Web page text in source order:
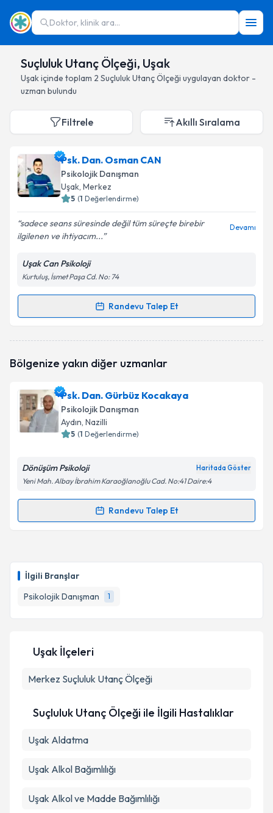
Doktor, klinik ara...
Suçluluk Utanç Ölçeği, Uşak
Uşakiçinde toplam 2 Suçluluk Utanç Ölçeği uygulayan doktor -
uzman bulundu
İlgili Branşlar
Psikolojik Danışman
1
Filtrele Akıllı Sıralama
Psk. Dan. Osman CAN
Psikolojik Danışman
Uşak, Merkez
5 (1 Değerlendirme)
sadece seans süresinde değil tüm süreçte birebir
ilgilenen ve ihtiyacım...
Devamı
Uşak Can Psikoloji
Kurtuluş, İsmet Paşa Cd. No: 74
Randevu Talep Et
Randevu Takvimi Talebi
oluşturun. Size bu uzmandan randevu almanız için bir
E-posta Adresiniz
Metni'ni okudum ve kişisel verilerimin belirtilen
kapsamda işlenmesini kabul ediyorum.
Takvim Talebini Gönder
Bölgenize yakın diğer uzmanlar
Psk. Dan. Gürbüz Kocakaya
Psikolojik Danışman
Aydın, Nazilli
5 (1 Değerlendirme)
Dönüşüm Psikoloji Haritada Göster
Yeni Mah. Albay İbrahim Karaoğlanoğlu Cad. No:41 Daire:4
Randevu Talep Et
Randevu Takvimi Talebi
için bir takvim hazırlandığında e-posta ile
bilgilendireceğiz.
E-posta Adresiniz
Kişisel verilerimin işlenmesine ilişkin
Uşak İlçeleri
Merkez Suçluluk Utanç Ölçeği
Suçluluk Utanç Ölçeği ile İlgili Hastalıklar
Uşak Aldatma
Uşak Alkol Bağımlılığı
Uşak Alkol ve Madde Bağımlılığı